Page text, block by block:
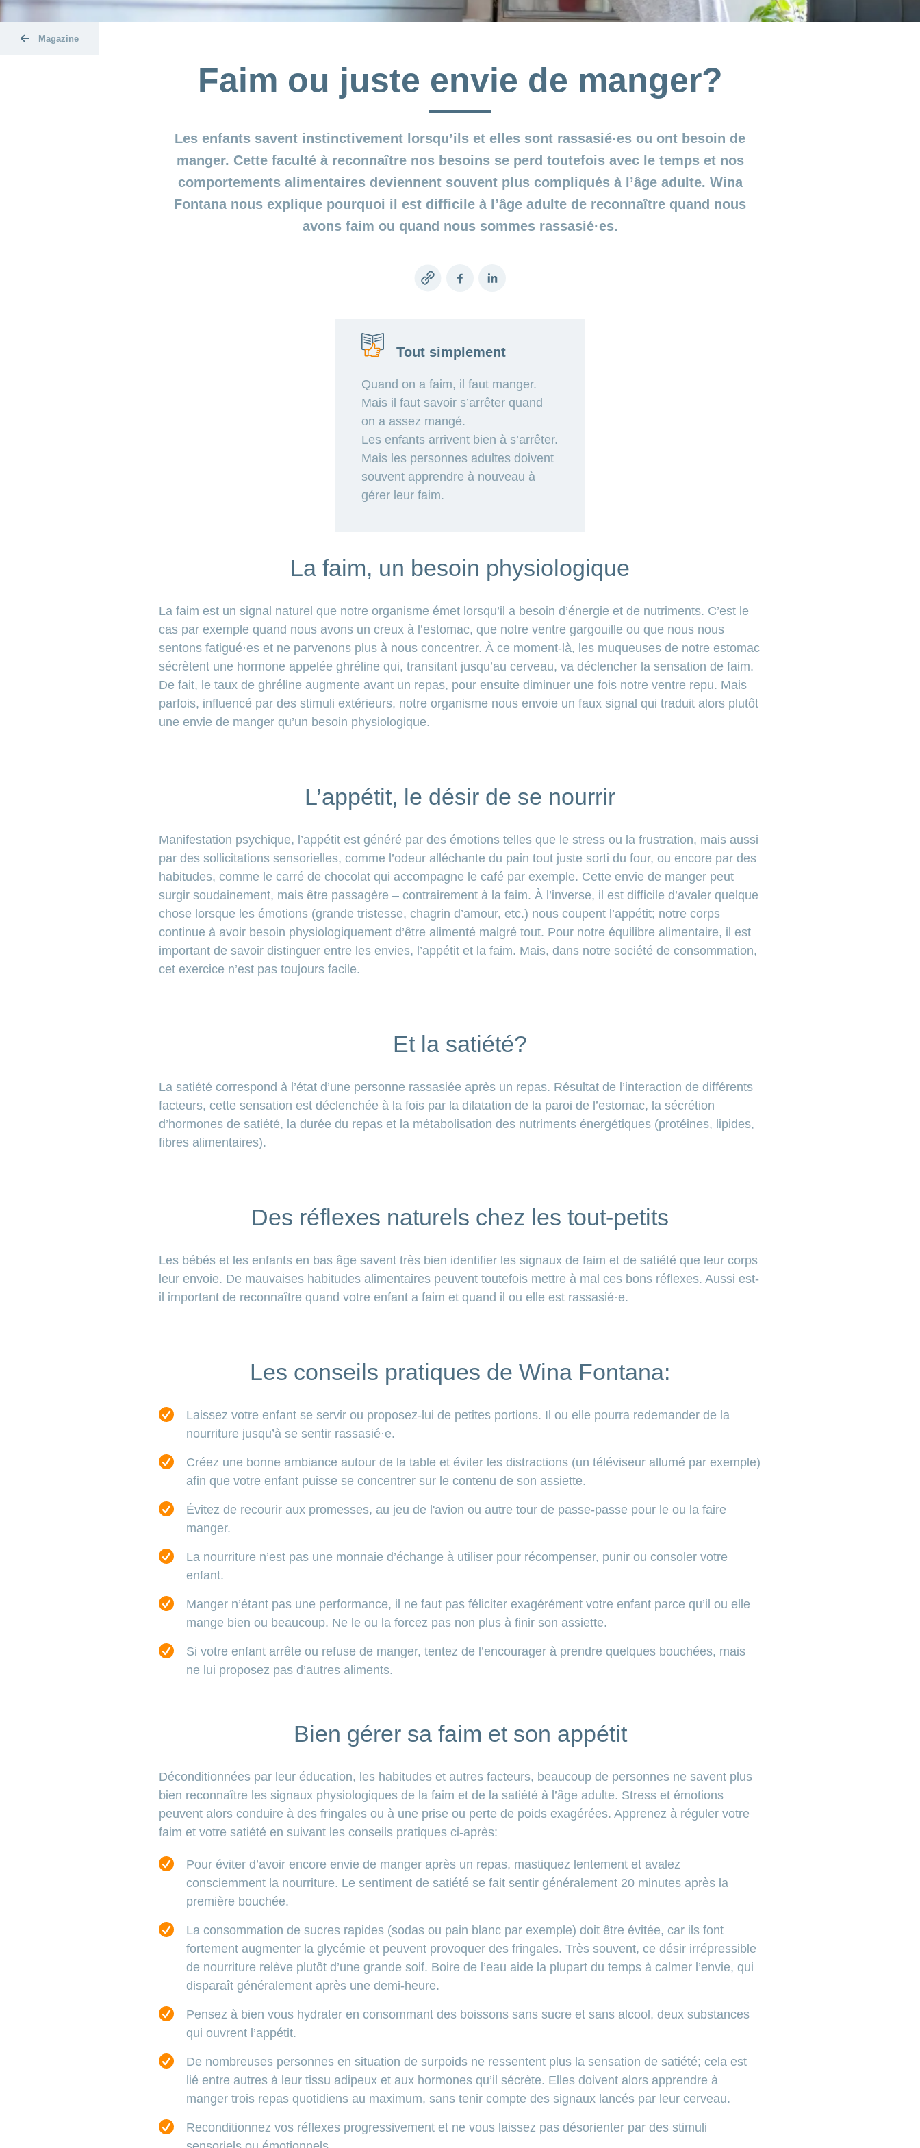
Magazine
Faim ou juste envie de manger?
Les enfants savent instinctivement lorsqu’ils et elles sont rassasié·es ou ont besoin de
manger. Cette faculté à reconnaître nos besoins se perd toutefois avec le temps et nos
comportements alimentaires deviennent souvent plus compliqués à l’âge adulte. Wina
Fontana nous explique pourquoi il est difficile à l’âge adulte de reconnaître quand nous
avons faim ou quand nous sommes rassasié·es.
Copy
FacebookLinkedIn
Tout simplement
Quand on a faim, il faut manger.
Mais il faut savoir s’arrêter quand
on a assez mangé.
Les enfants arrivent bien à s’arrêter.
Mais les personnes adultes doivent
souvent apprendre à nouveau à
gérer leur faim.
La faim, un besoin physiologique
La faim est un signal naturel que notre organisme émet lorsqu’il a besoin d’énergie et de nutriments. C’est le
cas par exemple quand nous avons un creux à l’estomac, que notre ventre gargouille ou que nous nous
sentons fatigué·es et ne parvenons plus à nous concentrer. À ce moment-là, les muqueuses de notre estomac
sécrètent une hormone appelée ghréline qui, transitant jusqu’au cerveau, va déclencher la sensation de faim.
De fait, le taux de ghréline augmente avant un repas, pour ensuite diminuer une fois notre ventre repu. Mais
parfois, influencé par des stimuli extérieurs, notre organisme nous envoie un faux signal qui traduit alors plutôt
une envie de manger qu’un besoin physiologique.
L’appétit, le désir de se nourrir
Manifestation psychique, l’appétit est généré par des émotions telles que le stress ou la frustration, mais aussi
par des sollicitations sensorielles, comme l’odeur alléchante du pain tout juste sorti du four, ou encore par des
habitudes, comme le carré de chocolat qui accompagne le café par exemple. Cette envie de manger peut
surgir soudainement, mais être passagère – contrairement à la faim. À l’inverse, il est difficile d’avaler quelque
chose lorsque les émotions (grande tristesse, chagrin d’amour, etc.) nous coupent l’appétit; notre corps
continue à avoir besoin physiologiquement d’être alimenté malgré tout. Pour notre équilibre alimentaire, il est
important de savoir distinguer entre les envies, l’appétit et la faim. Mais, dans notre société de consommation,
cet exercice n’est pas toujours facile.
Et la satiété?
La satiété correspond à l’état d’une personne rassasiée après un repas. Résultat de l’interaction de différents
facteurs, cette sensation est déclenchée à la fois par la dilatation de la paroi de l’estomac, la sécrétion
d’hormones de satiété, la durée du repas et la métabolisation des nutriments énergétiques (protéines, lipides,
fibres alimentaires).
Des réflexes naturels chez les tout-petits
Les bébés et les enfants en bas âge savent très bien identifier les signaux de faim et de satiété que leur corps
leur envoie. De mauvaises habitudes alimentaires peuvent toutefois mettre à mal ces bons réflexes. Aussi est-
il important de reconnaître quand votre enfant a faim et quand il ou elle est rassasié·e.
Les conseils pratiques de Wina Fontana:
Laissez votre enfant se servir ou proposez-lui de petites portions. Il ou elle pourra redemander de la
nourriture jusqu’à se sentir rassasié·e.
Créez une bonne ambiance autour de la table et éviter les distractions (un téléviseur allumé par exemple)
afin que votre enfant puisse se concentrer sur le contenu de son assiette.
Évitez de recourir aux promesses, au jeu de l'avion ou autre tour de passe-passe pour le ou la faire
manger.
La nourriture n’est pas une monnaie d’échange à utiliser pour récompenser, punir ou consoler votre
enfant.
Manger n’étant pas une performance, il ne faut pas féliciter exagérément votre enfant parce qu’il ou elle
mange bien ou beaucoup. Ne le ou la forcez pas non plus à finir son assiette.
Si votre enfant arrête ou refuse de manger, tentez de l’encourager à prendre quelques bouchées, mais
ne lui proposez pas d’autres aliments.
Bien gérer sa faim et son appétit
Déconditionnées par leur éducation, les habitudes et autres facteurs, beaucoup de personnes ne savent plus
bien reconnaître les signaux physiologiques de la faim et de la satiété à l’âge adulte. Stress et émotions
peuvent alors conduire à des fringales ou à une prise ou perte de poids exagérées. Apprenez à réguler votre
faim et votre satiété en suivant les conseils pratiques ci-après:
Pour éviter d’avoir encore envie de manger après un repas, mastiquez lentement et avalez
consciemment la nourriture. Le sentiment de satiété se fait sentir généralement 20 minutes après la
première bouchée.
La consommation de sucres rapides (sodas ou pain blanc par exemple) doit être évitée, car ils font
fortement augmenter la glycémie et peuvent provoquer des fringales. Très souvent, ce désir irrépressible
de nourriture relève plutôt d’une grande soif. Boire de l’eau aide la plupart du temps à calmer l’envie, qui
disparaît généralement après une demi-heure.
Pensez à bien vous hydrater en consommant des boissons sans sucre et sans alcool, deux substances
qui ouvrent l’appétit.
De nombreuses personnes en situation de surpoids ne ressentent plus la sensation de satiété; cela est
lié entre autres à leur tissu adipeux et aux hormones qu’il sécrète. Elles doivent alors apprendre à
manger trois repas quotidiens au maximum, sans tenir compte des signaux lancés par leur cerveau.
Reconditionnez vos réflexes progressivement et ne vous laissez pas désorienter par des stimuli